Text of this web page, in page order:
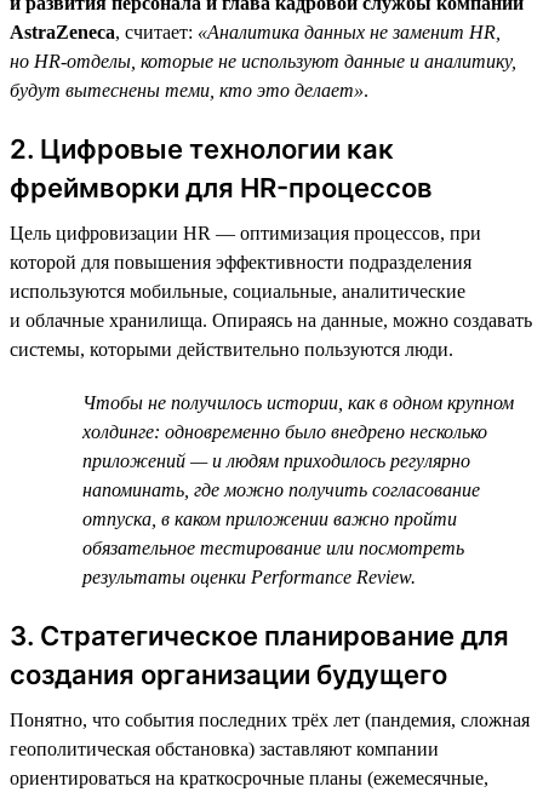
AstraZeneca, считает: «Аналитика данных не заменит HR,
но HR-отделы, которые не используют данные и аналитику,
будут вытеснены теми, кто это делает».
2. Цифровые технологии как
фреймворки для HR-процессов
Цель цифровизации HR — оптимизация процессов, при
которой для повышения эффективности подразделения
используются мобильные, социальные, аналитические
и облачные хранилища. Опираясь на данные, можно создавать
системы, которыми действительно пользуются люди.
Чтобы не получилось истории, как в одном крупном
холдинге: одновременно было внедрено несколько
приложений — и людям приходилось регулярно
напоминать, где можно получить согласование
отпуска, в каком приложении важно пройти
обязательное тестирование или посмотреть
результаты оценки Performance Review.
3. Стратегическое планирование для
создания организации будущего
Понятно, что события последних трёх лет (пандемия, сложная
геополитическая обстановка) заставляют компании
ориентироваться на краткосрочные планы (ежемесячные,